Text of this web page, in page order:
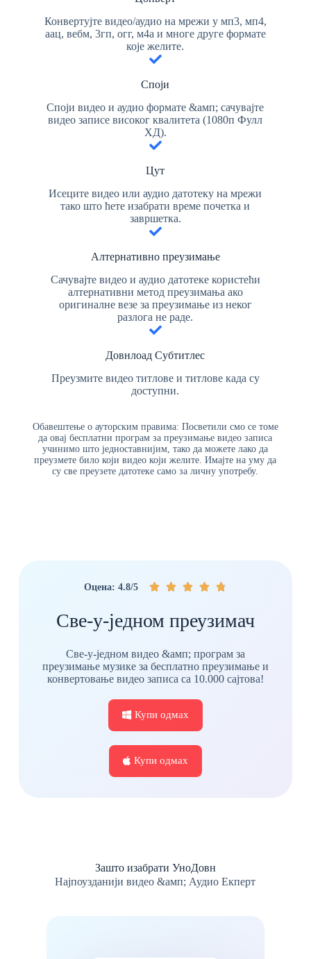
Конвертујте видео/аудио на мрежи у мп3, мп4,
аац, вебм, 3гп, огг, м4а и многе друге формате
које желите.
Споји
Споји видео и аудио формате &амп; сачувајте
видео записе високог квалитета (1080п Фулл
ХД).
Цут
Исеците видео или аудио датотеку на мрежи
тако што ћете изабрати време почетка и
завршетка.
Алтернативно преузимање
Сачувајте видео и аудио датотеке користећи
алтернативни метод преузимања ако
оригиналне везе за преузимање из неког
разлога не раде.
Довнлоад Субтитлес
Преузмите видео титлове и титлове када су
доступни.
Обавештење о ауторским правима: Посветили смо се томе
да овај бесплатни програм за преузимање видео записа
учинимо што једноставнијим, тако да можете лако да
преузмете било који видео који желите. Имајте на уму да
су све преузете датотеке само за личну употребу.
Оцена: 4.8/5     
Све-у-једном преузимач
Све-у-једном видео &амп; програм за
преузимање музике за бесплатно преузимање и
конвертовање видео записа са 10.000 сајтова!
Купи одмах
Купи одмах
Зашто изабрати УноДовн
Најпоузданији видео &амп; Аудио Екперт